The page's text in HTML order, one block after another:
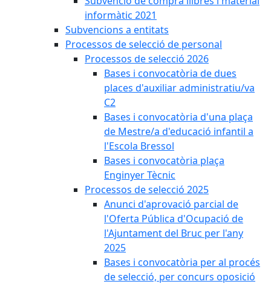
informàtic 2021
Subvencions a entitats
Processos de selecció de personal
Processos de selecció 2026
Bases i convocatòria de dues
places d'auxiliar administratiu/va
C2
Bases i convocatòria d'una plaça
de Mestre/a d'educació infantil a
l'Escola Bressol
Bases i convocatòria plaça
Enginyer Tècnic
Processos de selecció 2025
Anunci d'aprovació parcial de
l'Oferta Pública d'Ocupació de
l'Ajuntament del Bruc per l'any
2025
Bases i convocatòria per al procés
de selecció, per concurs oposició